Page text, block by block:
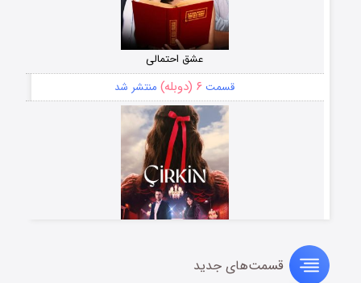
عشق احتمالی
قسمت ۶ (دوبله) منتشر شد
سریال زشتقسمت‌های جدید